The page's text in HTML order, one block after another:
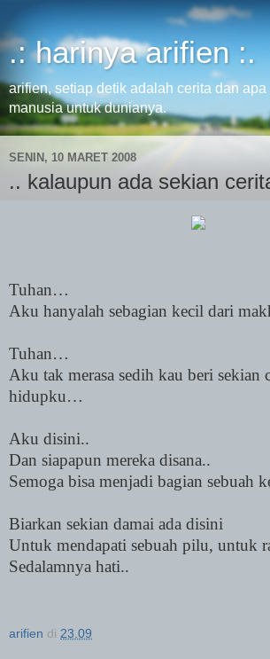
.: harinya arifien :.
arifien, setiap detik adalah cerita dan
manusia untuk dunianya.
SENIN, 10 MARET 2008
.. kalaupun ada sekian
Tuhan…
Aku hanyalah sebagian kecil dari
Tuhan…
Aku tak merasa sedih kau beri sekian
hidupku…
Aku disini..
Dan siapapun mereka disana..
Semoga bisa menjadi bagian sebuah
Biarkan sekian damai ada disini
Untuk mendapati sebuah pilu, untuk
Sedalamnya hati..
arifien di 23.09